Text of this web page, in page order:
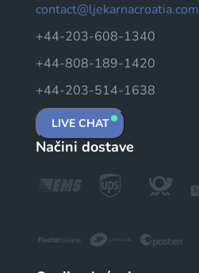
contact@ljekarnacroatia.com
+44-203-608-1340
+44-808-189-1420
+44-203-514-1638
LIVE CHAT
Načini dostave